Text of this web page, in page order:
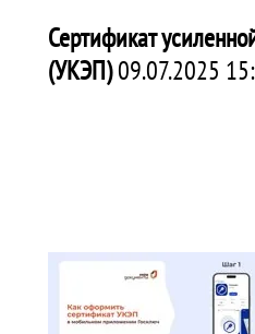
Сертификат
(УКЭП)09.07.2025